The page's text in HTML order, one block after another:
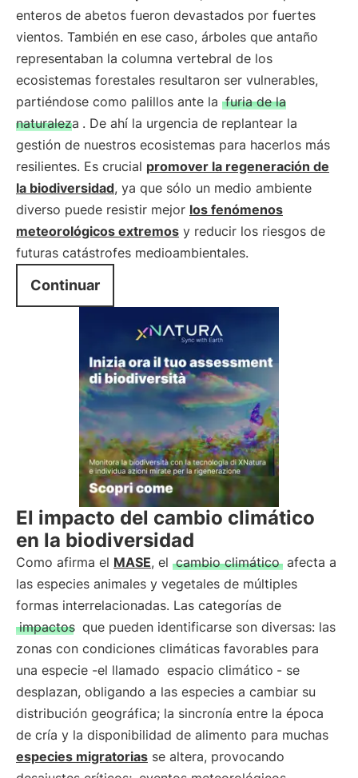
enteros de abetos fueron devastados por fuertes
vientos. También en ese caso, árboles que antaño
representaban la columna vertebral de los
ecosistemas forestales resultaron ser vulnerables,
partiéndose como palillos ante la furia de la
naturaleza . De ahí la urgencia de replantear la
gestión de nuestros ecosistemas para hacerlos más
resilientes. Es crucial promover la regeneración de
la biodiversidad, ya que sólo un medio ambiente
diverso puede resistir mejor los fenómenos
meteorológicos extremos y reducir los riesgos de
futuras catástrofes medioambientales.
Continuar
El impacto del cambio climático
en la biodiversidad
Como afirma el MASE, el cambio climático afecta a
las especies animales y vegetales de múltiples
formas interrelacionadas. Las categorías de
impactos que pueden identificarse son diversas: las
zonas con condiciones climáticas favorables para
una especie -el llamado espacio climático - se
desplazan, obligando a las especies a cambiar su
distribución geográfica; la sincronía entre la época
de cría y la disponibilidad de alimento para muchas
especies migratorias se altera, provocando